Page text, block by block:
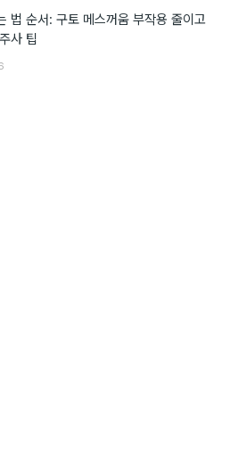
법 순서: 구토 메스꺼움 부작용 줄이고
사 팁